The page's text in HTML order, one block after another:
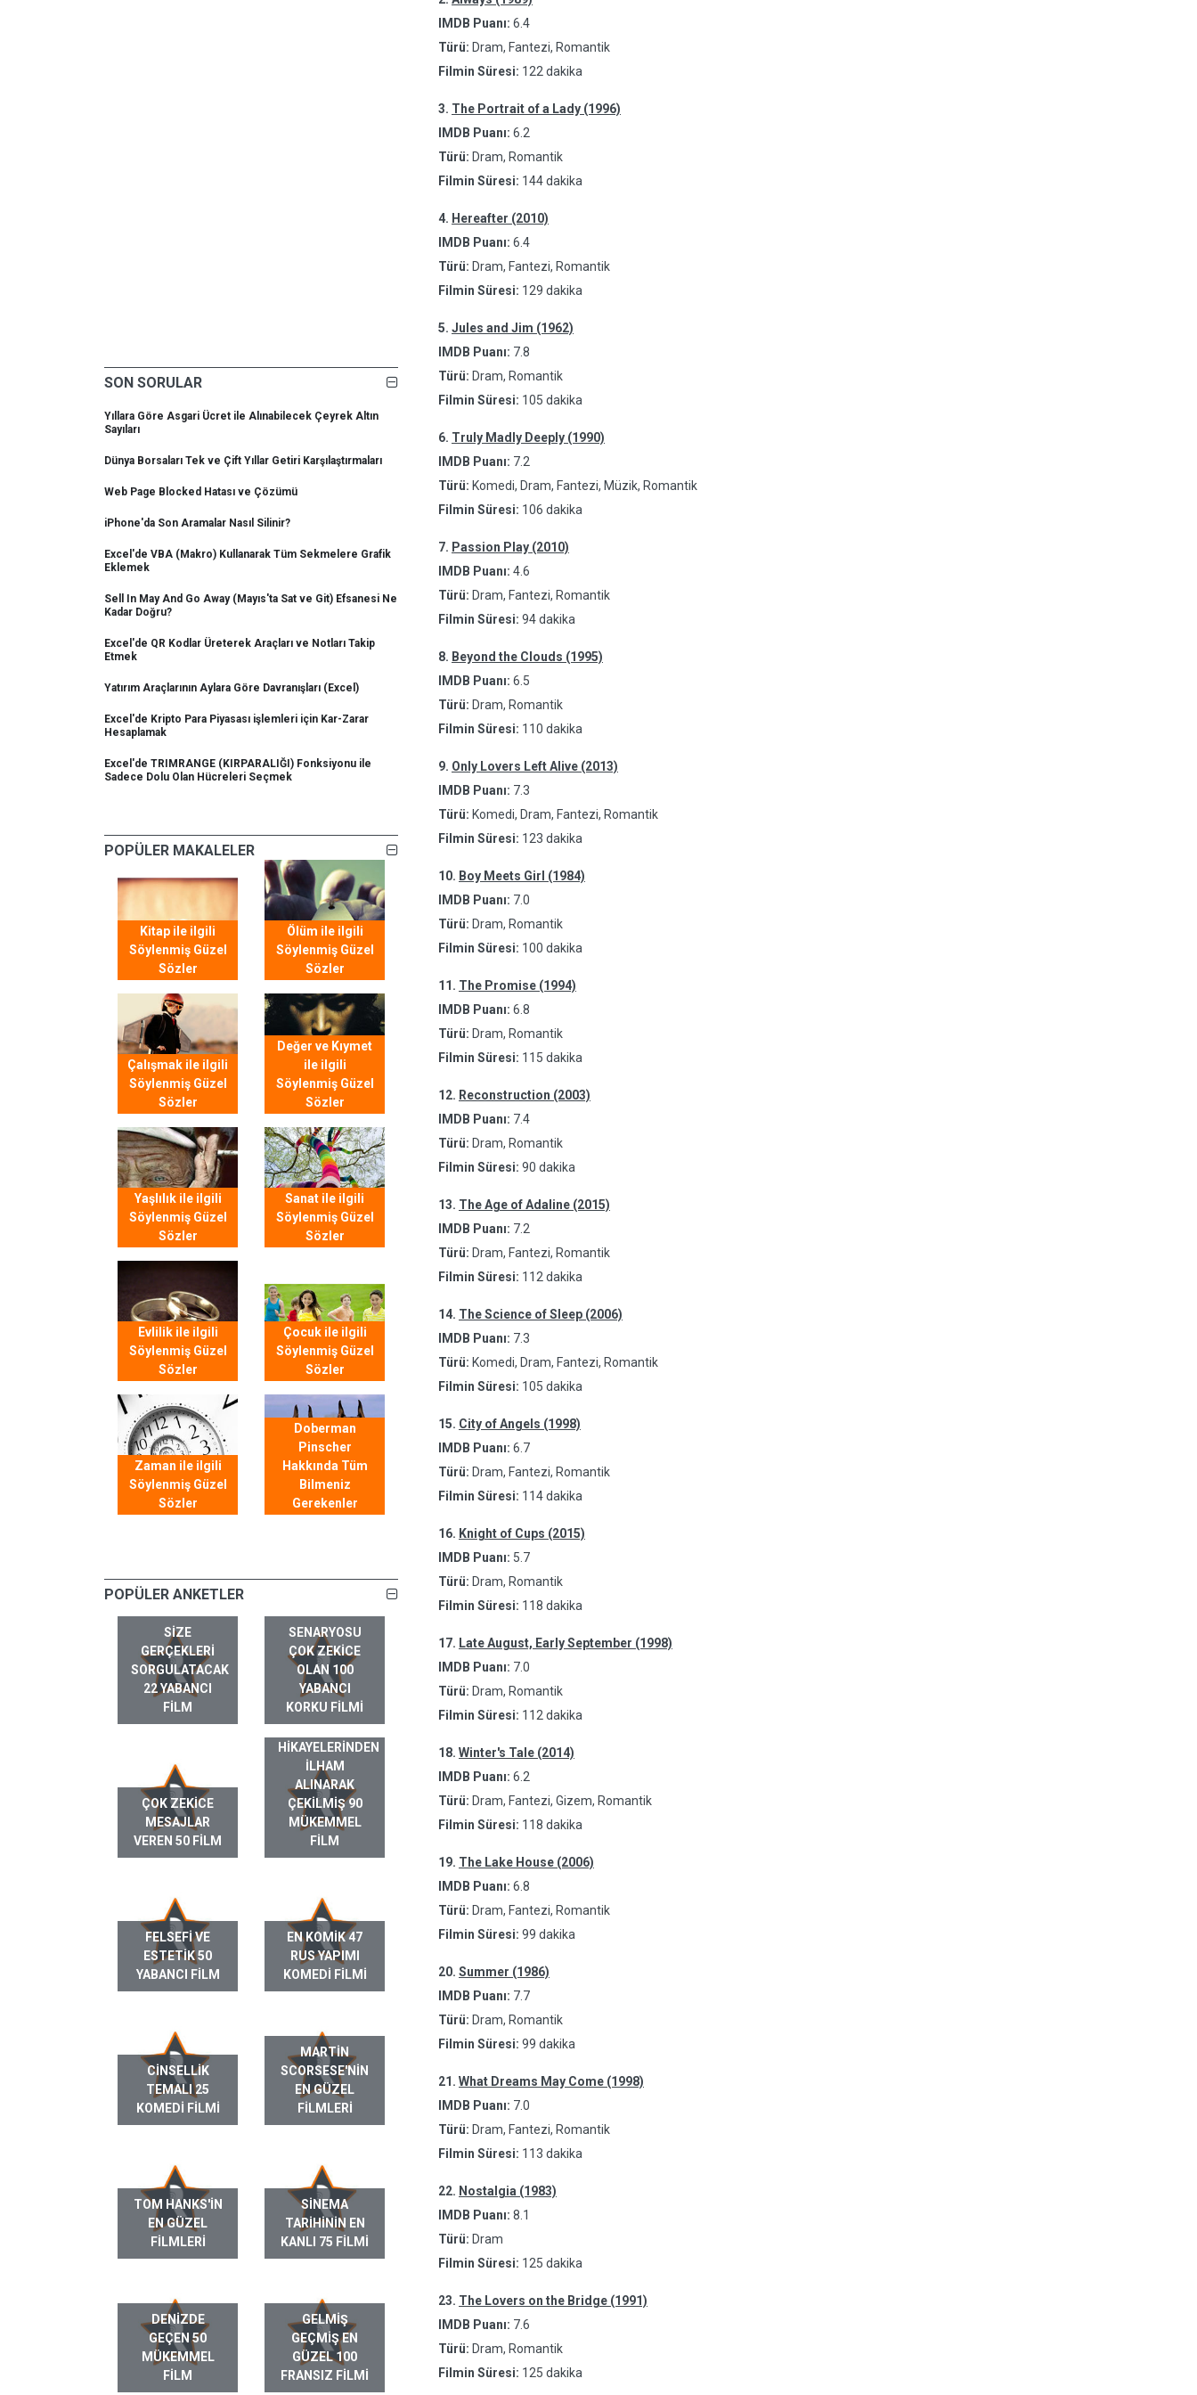
SON SORULAR
Yıllara Göre Asgari Ücret ile Alınabilecek Çeyrek Altın
Sayıları
Dünya Borsaları Tek ve Çift Yıllar Getiri Karşılaştırmaları
Web Page Blocked Hatası ve Çözümü
iPhone'da Son Aramalar Nasıl Silinir?
Excel'de VBA (Makro) Kullanarak Tüm Sekmelere Grafik
Eklemek
Sell In May And Go Away (Mayıs'ta Sat ve Git) Efsanesi Ne
Kadar Doğru?
Excel'de QR Kodlar Üreterek Araçları ve Notları Takip
Etmek
Yatırım Araçlarının Aylara Göre Davranışları (Excel)
Excel'de Kripto Para Piyasası işlemleri için Kar-Zarar
Hesaplamak
Excel'de TRIMRANGE (KIRPARALIĞI) Fonksiyonu ile
Sadece Dolu Olan Hücreleri Seçmek
POPÜLER MAKALELER
Kitap ile ilgili
Söylenmiş Güzel
Sözler
Ölüm ile ilgili
Söylenmiş Güzel
Sözler
Çalışmak ile ilgili
Söylenmiş Güzel
Sözler
Değer ve Kıymet
ile ilgili
Söylenmiş Güzel
Sözler
Yaşlılık ile ilgili
Söylenmiş Güzel
Sözler
Sanat ile ilgili
Söylenmiş Güzel
Sözler
Evlilik ile ilgili
Söylenmiş Güzel
Sözler
Çocuk ile ilgili
Söylenmiş Güzel
Sözler
Zaman ile ilgili
Söylenmiş Güzel
Sözler
Doberman
Pinscher
Hakkında Tüm
Bilmeniz
Gerekenler
POPÜLER ANKETLER
SIZE
GERÇEKLERI
SORGULATACAK
22 YABANCI
FILM
SENARYOSU
ÇOK ZEKICE
OLAN 100
YABANCI
KORKU FILMI
ÇOK ZEKICE
MESAJLAR
VEREN 50 FILM
GERÇEK HAYAT
HIKAYELERINDEN
ILHAM
ALINARAK
ÇEKILMIŞ 90
MÜKEMMEL
FILM
FELSEFI VE
ESTETIK 50
YABANCI FILM
EN KOMIK 47
RUS YAPIMI
KOMEDI FILMI
CINSELLIK
TEMALI 25
KOMEDI FILMI
MARTIN
SCORSESE'NIN
EN GÜZEL
FILMLERI
TOM HANKS'IN
EN GÜZEL
FILMLERI
SINEMA
TARIHININ EN
KANLI 75 FILMI
DENIZDE
GEÇEN 50
MÜKEMMEL
FILM
GELMIŞ
GEÇMIŞ EN
GÜZEL 100
FRANSIZ FILMI
IMDB Puanı: 6.4
Türü: Dram, Fantezi, Romantik
Filmin Süresi: 122 dakika
3. The Portrait of a Lady (1996)
IMDB Puanı: 6.2
Türü: Dram, Romantik
Filmin Süresi: 144 dakika
4. Hereafter (2010)
IMDB Puanı: 6.4
Türü: Dram, Fantezi, Romantik
Filmin Süresi: 129 dakika
5. Jules and Jim (1962)
IMDB Puanı: 7.8
Türü: Dram, Romantik
Filmin Süresi: 105 dakika
6. Truly Madly Deeply (1990)
IMDB Puanı: 7.2
Türü: Komedi, Dram, Fantezi, Müzik, Romantik
Filmin Süresi: 106 dakika
7. Passion Play (2010)
IMDB Puanı: 4.6
Türü: Dram, Fantezi, Romantik
Filmin Süresi: 94 dakika
8. Beyond the Clouds (1995)
IMDB Puanı: 6.5
Türü: Dram, Romantik
Filmin Süresi: 110 dakika
9. Only Lovers Left Alive (2013)
IMDB Puanı: 7.3
Türü: Komedi, Dram, Fantezi, Romantik
Filmin Süresi: 123 dakika
10. Boy Meets Girl (1984)
IMDB Puanı: 7.0
Türü: Dram, Romantik
Filmin Süresi: 100 dakika
11. The Promise (1994)
IMDB Puanı: 6.8
Türü: Dram, Romantik
Filmin Süresi: 115 dakika
12. Reconstruction (2003)
IMDB Puanı: 7.4
Türü: Dram, Romantik
Filmin Süresi: 90 dakika
13. The Age of Adaline (2015)
IMDB Puanı: 7.2
Türü: Dram, Fantezi, Romantik
Filmin Süresi: 112 dakika
14. The Science of Sleep (2006)
IMDB Puanı: 7.3
Türü: Komedi, Dram, Fantezi, Romantik
Filmin Süresi: 105 dakika
15. City of Angels (1998)
IMDB Puanı: 6.7
Türü: Dram, Fantezi, Romantik
Filmin Süresi: 114 dakika
16. Knight of Cups (2015)
IMDB Puanı: 5.7
Türü: Dram, Romantik
Filmin Süresi: 118 dakika
17. Late August, Early September (1998)
IMDB Puanı: 7.0
Türü: Dram, Romantik
Filmin Süresi: 112 dakika
18. Winter's Tale (2014)
IMDB Puanı: 6.2
Türü: Dram, Fantezi, Gizem, Romantik
Filmin Süresi: 118 dakika
19. The Lake House (2006)
IMDB Puanı: 6.8
Türü: Dram, Fantezi, Romantik
Filmin Süresi: 99 dakika
20. Summer (1986)
IMDB Puanı: 7.7
Türü: Dram, Romantik
Filmin Süresi: 99 dakika
21. What Dreams May Come (1998)
IMDB Puanı: 7.0
Türü: Dram, Fantezi, Romantik
Filmin Süresi: 113 dakika
22. Nostalgia (1983)
IMDB Puanı: 8.1
Türü: Dram
Filmin Süresi: 125 dakika
23. The Lovers on the Bridge (1991)
IMDB Puanı: 7.6
Türü: Dram, Romantik
Filmin Süresi: 125 dakika